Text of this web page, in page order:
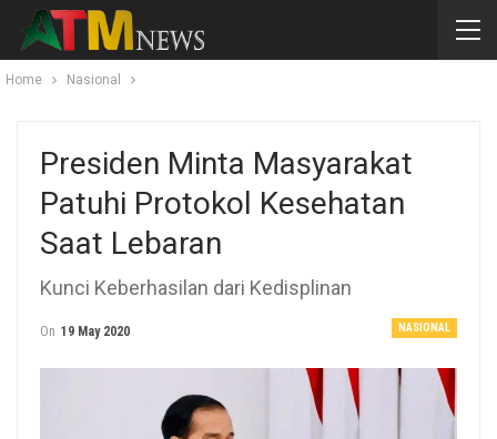
Home Nasional
Presiden Minta Masyarakat
Patuhi Protokol Kesehatan
Saat Lebaran
Kunci Keberhasilan dari Kedisplinan
NASIONAL
On 19 May 2020